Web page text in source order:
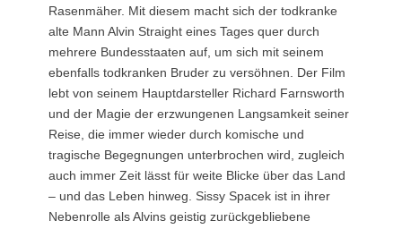
Rasenmäher. Mit diesem macht sich der todkranke
alte Mann Alvin Straight eines Tages quer durch
mehrere Bundesstaaten auf, um sich mit seinem
ebenfalls todkranken Bruder zu versöhnen. Der Film
lebt von seinem Hauptdarsteller Richard Farnsworth
und der Magie der erzwungenen Langsamkeit seiner
Reise, die immer wieder durch komische und
tragische Begegnungen unterbrochen wird, zugleich
auch immer Zeit lässt für weite Blicke über das Land
– und das Leben hinweg. Sissy Spacek ist in ihrer
Nebenrolle als Alvins geistig zurückgebliebene